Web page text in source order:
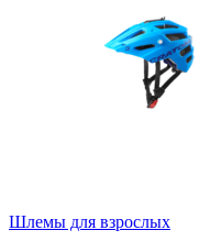
Шлемы для взрослых